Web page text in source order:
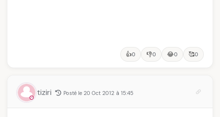
👍0 👎0 😂0 🥰0
tiziri Posté le 20 Oct 2012 à 15:45